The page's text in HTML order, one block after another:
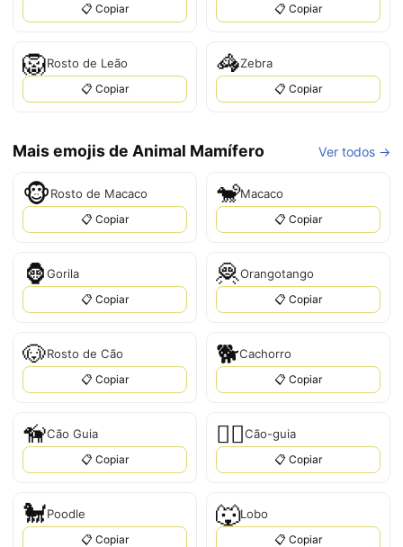
📋 Copiar 📋 Copiar
🦁Rosto de Leão
📋 Copiar
🦓Zebra
📋 Copiar
Mais emojis de Animal Mamífero Ver todos →
🐵Rosto de Macaco
📋 Copiar
🐒Macaco
📋 Copiar
🦍Gorila
📋 Copiar
🦧Orangotango
📋 Copiar
🐶Rosto de Cão
📋 Copiar
🐕Cachorro
📋 Copiar
🦮Cão Guia
📋 Copiar
🐕‍🦺Cão-guia
📋 Copiar
🐩Poodle
📋 Copiar
🐺Lobo
📋 Copiar